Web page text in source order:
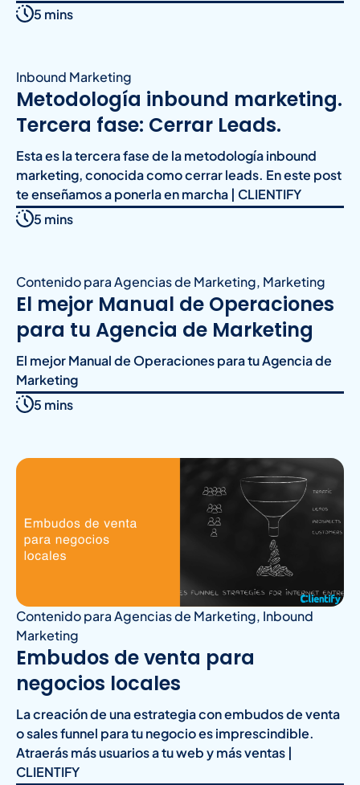
5 mins
Inbound Marketing
Metodología inbound marketing.
Tercera fase: Cerrar Leads.
Esta es la tercera fase de la metodología inbound
marketing, conocida como cerrar leads. En este post
te enseñamos a ponerla en marcha | CLIENTIFY
5 mins
Contenido para Agencias de Marketing, Marketing
El mejor Manual de Operaciones
para tu Agencia de Marketing
El mejor Manual de Operaciones para tu Agencia de
Marketing
5 mins
Contenido para Agencias de Marketing, Inbound
Marketing
Embudos de venta para
negocios locales
La creación de una estrategia con embudos de venta
o sales funnel para tu negocio es imprescindible.
Atraerás más usuarios a tu web y más ventas |
CLIENTIFY